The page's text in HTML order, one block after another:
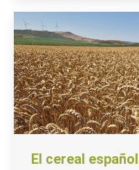
El cereal